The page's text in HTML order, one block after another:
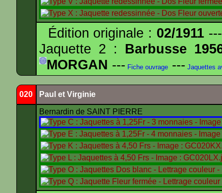
Édition originale : 02/1911
Jaquette 2 : Barbusse
MORGAN --- Fiche ouvrage --- Jaquettes
020 Paul et Virginie
Bernardin de SAINT PIERRE